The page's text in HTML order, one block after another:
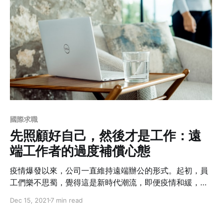
國際求職
先照顧好自己，然後才是工作：遠
端工作者的過度補償心態
疫情爆發以來，公司一直維持遠端辦公的形式。起初，員
工們樂不思蜀，覺得這是新時代潮流，即便疫情和緩，也
大，甚至看起了心理諮商，其中原因，也許和「過度補
Dec 15, 2021 7 min read